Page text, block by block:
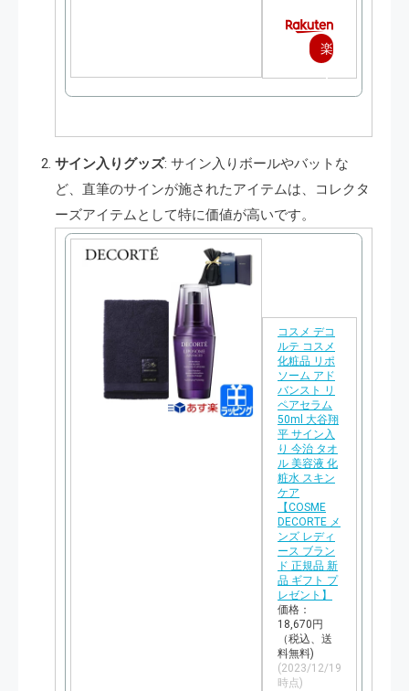
楽
天
購
入
サイン入りグッズ: サイン入りボールやバットな
ど、直筆のサインが施されたアイテムは、コレクタ
ーズアイテムとして特に価値が高いです。
コスメ デコ
ルテ コスメ
化粧品 リポ
ソーム アド
バンスト リ
ペアセラム
50ml 大谷翔
平 サイン入
り 今治 タオ
ル 美容液 化
粧水 スキン
ケア
【COSME
DECORTE メ
ンズ レディ
ース ブラン
ド 正規品 新
品 ギフト プ
レゼント】
価格：
18,670円
（税込、送
料無料)
(2023/12/19
時点)